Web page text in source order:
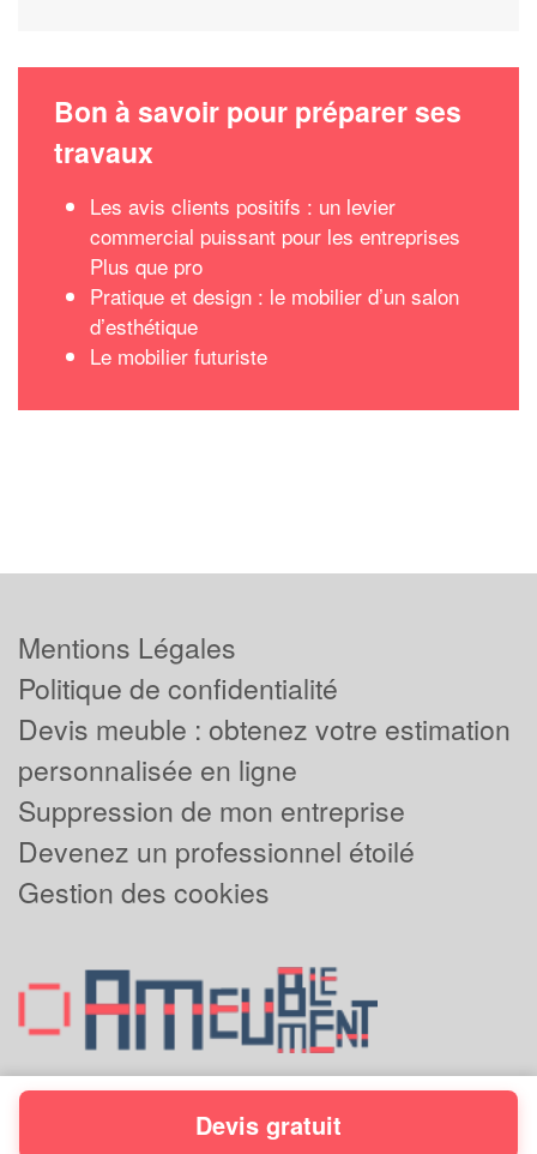
Bon à savoir pour préparer ses
travaux
Les avis clients positifs : un levier
commercial puissant pour les entreprises
Plus que pro
Pratique et design : le mobilier d’un salon
d’esthétique
Le mobilier futuriste
Mentions Légales
Politique de confidentialité
Devis meuble : obtenez votre estimation
personnalisée en ligne
Suppression de mon entreprise
Devenez un professionnel étoilé
Gestion des cookies
Powered byPlus que pro
Devis gratuit